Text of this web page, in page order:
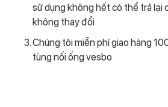
sử dụng không hết có thể trả lại
không thay đổi
Chúng tôi miễn phí giao hàng
tùng nối ống vesbo